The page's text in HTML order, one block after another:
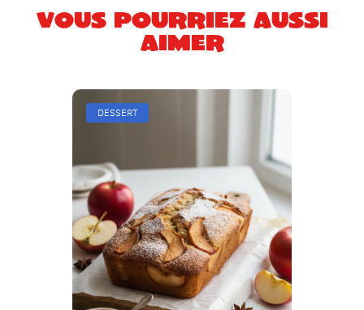
Vous pourriez aussi
aimer
DESSERT